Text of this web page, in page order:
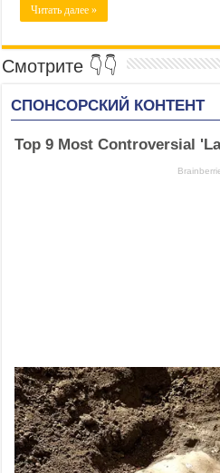
Читать далее »
Смотрите 👇👇